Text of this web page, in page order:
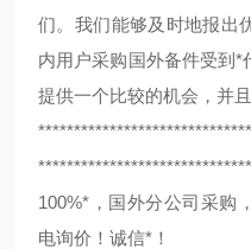
们。我们能够及时地报出
内用户采购国外备件受到
提供一个比较的机会，并
100%*，国外分公司采购
电询价！诚信*！